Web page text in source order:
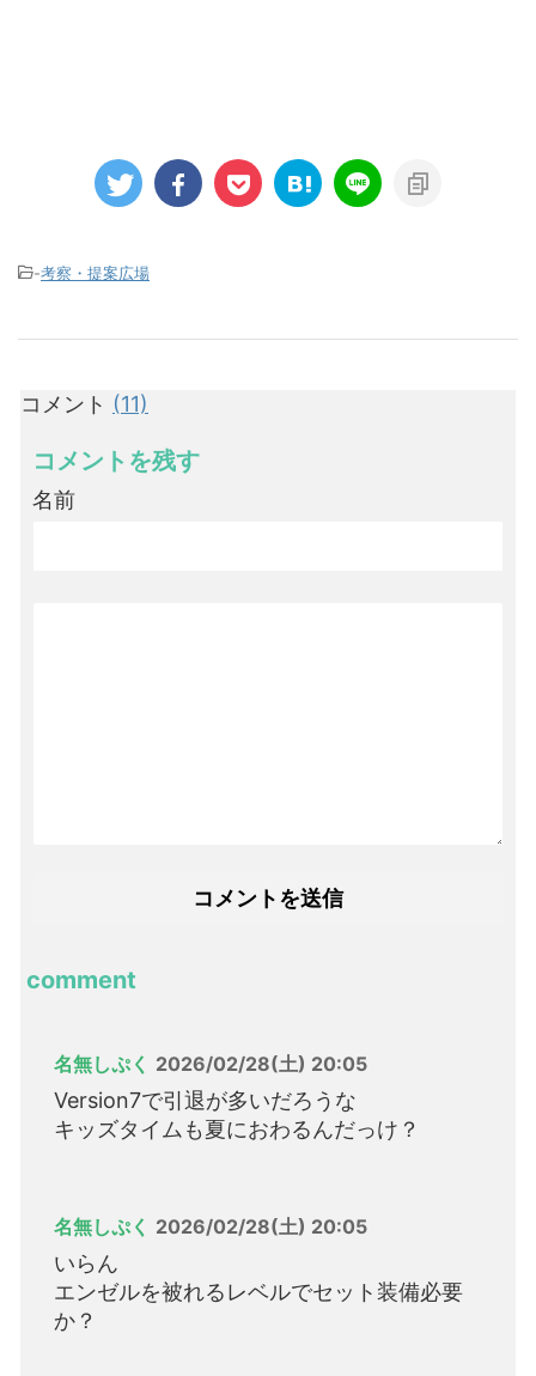
-考察・提案広場
コメント (11)
コメントを残す
名前
comment
名無しぷく 2026/02/28(土) 20:05
Version7で引退が多いだろうな
キッズタイムも夏におわるんだっけ？
名無しぷく 2026/02/28(土) 20:05
いらん
エンゼルを被れるレベルでセット装備必要
か？